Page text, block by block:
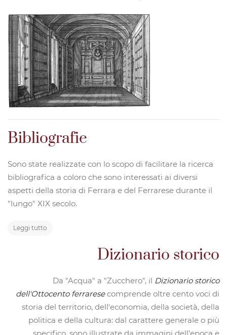
Bibliografie
Sono state realizzate con lo scopo di facilitare la ricerca
bibliografica a coloro che sono interessati ai diversi
aspetti della storia di Ferrara e del Ferrarese durante il
"lungo" XIX secolo.
Leggi tutto
Dizionario storico
Da "Acqua" a "Zucchero", il Dizionario storico
dell'Ottocento ferraresecomprende oltre cento voci di
storia del territorio, dell'economia, della società, della
politica e della cultura: dal carattere generale o più
specifico, sono illustrate da immagini dell'epoca e